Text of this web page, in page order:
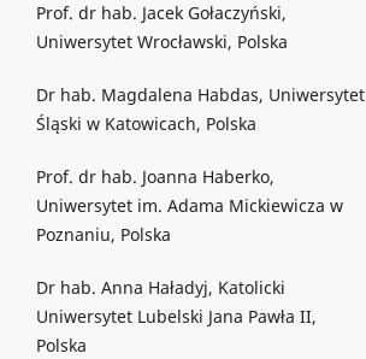
Prof. dr hab. Jacek Gołaczyński,
Uniwersytet Wrocławski, Polska
Dr hab. Magdalena Habdas, Uniwersytet
Śląski w Katowicach, Polska
Prof. dr hab. Joanna Haberko,
Uniwersytet im. Adama Mickiewicza w
Poznaniu, Polska
Dr hab. Anna Haładyj, Katolicki
Uniwersytet Lubelski Jana Pawła II,
Polska